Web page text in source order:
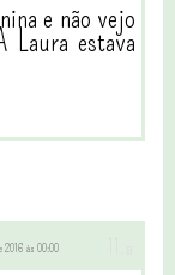
e não vejo
estava
2016 às 00:00